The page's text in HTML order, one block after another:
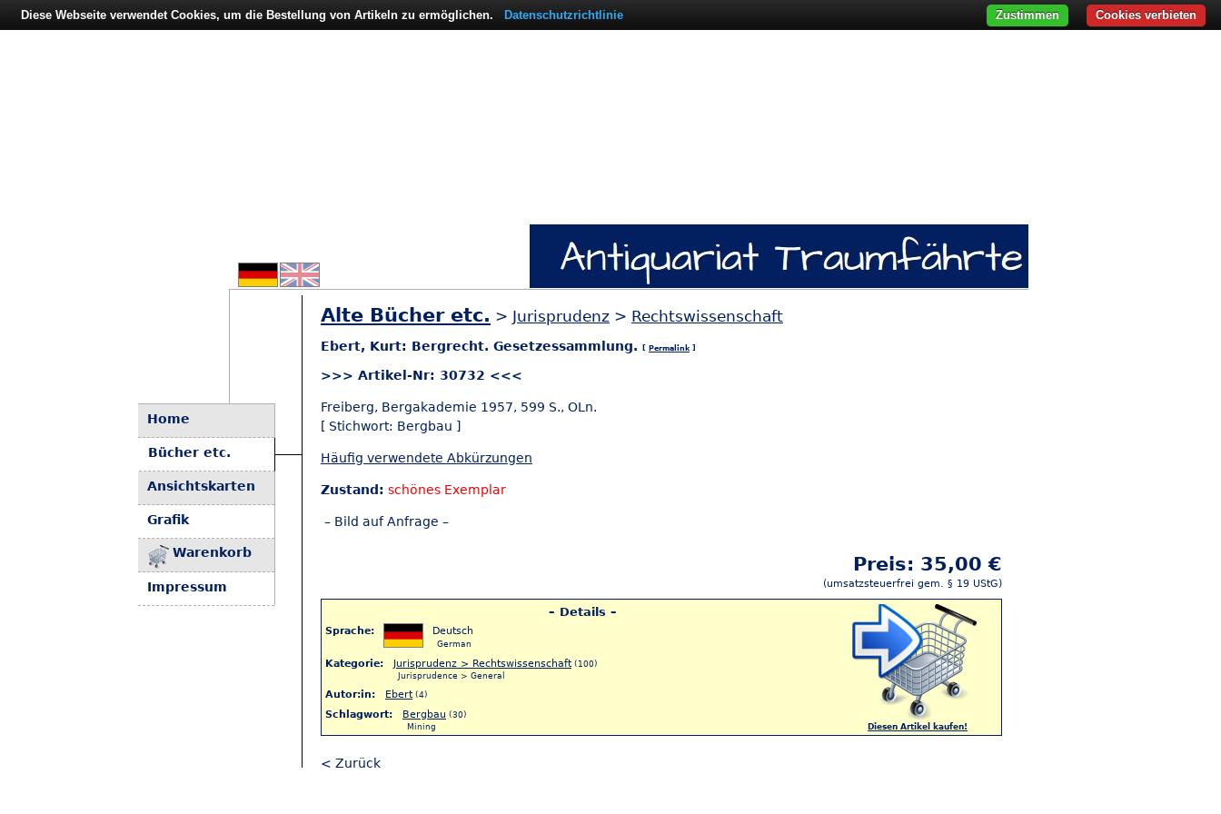
Home
Bücher etc.
Ansichtskarten
Grafik
Warenkorb
Impressum
Alte Bücher etc. > Jurisprudenz > Rechtswissenschaft
Ebert, Kurt: Bergrecht. Gesetzessammlung. [ Permalink]
>>> Artikel-Nr: 30732 <<<
Freiberg, Bergakademie 1957, 599 S., OLn.
[ Stichwort: Bergbau ]
Häufig verwendete Abkürzungen
Zustand: schönes Exemplar
– Bild auf Anfrage –
Preis: 35,00 €
(umsatzsteuerfrei gem. § 19 UStG)
Diesen Artikel kaufen!
– Details –
Sprache: Deutsch
German
Kategorie: Jurisprudenz > Rechtswissenschaft (100)
Jurisprudence > General
Autor:in: Ebert (4)
Schlagwort: Bergbau (30)
Mining
< Zurück
Diese Webseite verwendet Cookies, um die Bestellung von Artikeln zu ermöglichen. Datenschutzrichtlinie Cookies verbieten
Zustimmen